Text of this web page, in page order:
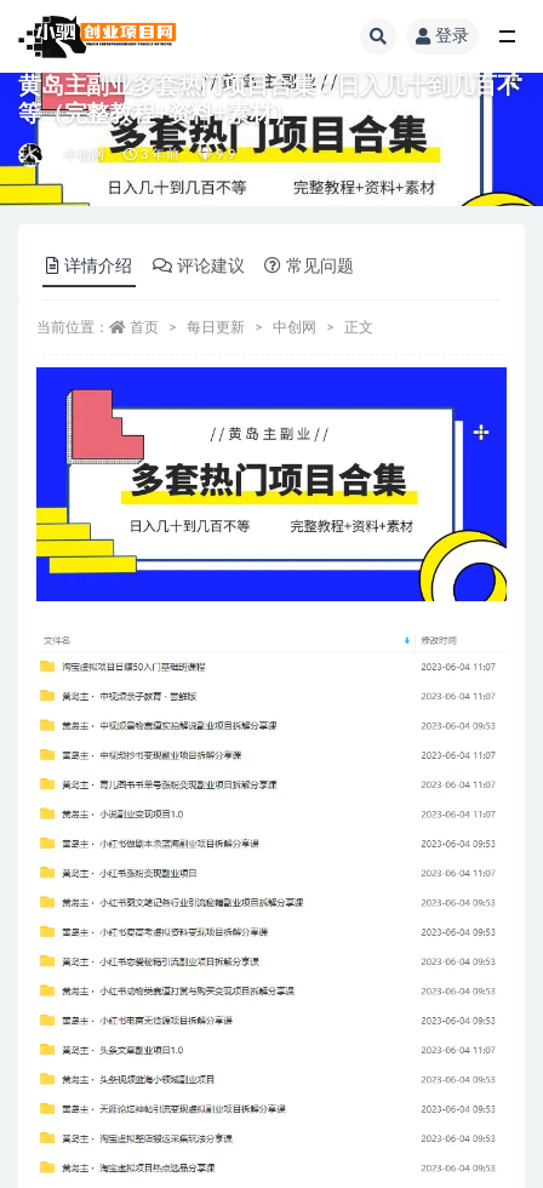
登录
黄岛主副业多套热门项目合集：日入几十到几百不
等（完整教程+资料+素材）
中创网 3 年前 9.9
详情介绍 评论建议 常见问题
当前位置： 首页 每日更新 中创网 正文